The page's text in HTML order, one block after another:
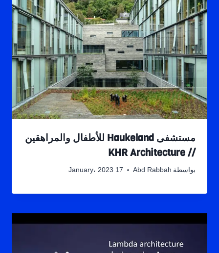
مستشفى Haukeland للأطفال والمراهقين
// KHR Architecture
بواسطة Abd Rabbah 17 January، 2023